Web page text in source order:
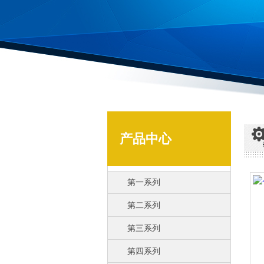
产品中心
第一系列
第二系列
第三系列
第四系列